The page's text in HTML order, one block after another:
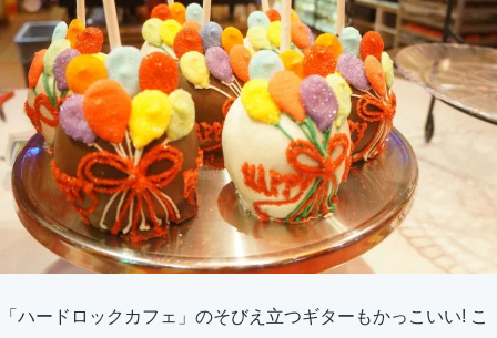
「ハードロックカフェ」のそびえ立つギターもかっこいい! こ